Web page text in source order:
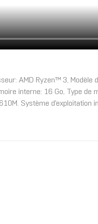
AMD Ryzen™ 3, Modèle
interne: 16 Go, Type de
Système d'exploitation